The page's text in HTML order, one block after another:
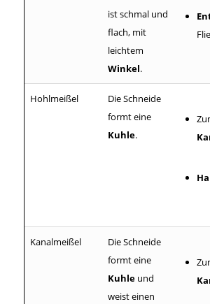
ist schmal und
flach, mit
leichtem
Winkel.
Hohlmeißel
Die Schneide
formt eine
Kuhle.
Kanalmeißel
Die Schneide
formt eine
Kuhleund
weist einen